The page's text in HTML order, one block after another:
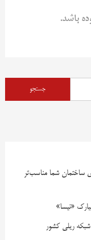
باشد.
ساختمان شما مناسب‌تر
«نیسا»
ریلی کشور